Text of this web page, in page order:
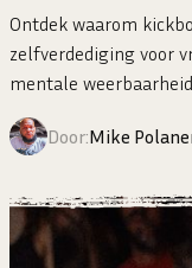
Ontdek waarom
zelfverdediging voor
mentale
Door:Mike